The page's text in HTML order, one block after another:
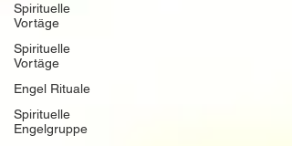
Spirituelle
Vortäge
Spirituelle
Vortäge
Engel Rituale
Spirituelle
Engelgruppe